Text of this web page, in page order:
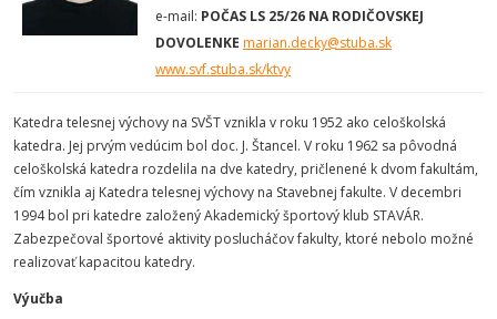
e-mail: POČAS LS 25/26 NA RODIČOVSKEJ
DOVOLENKE marian.decky@stuba.sk
www.svf.stuba.sk/ktvy
Katedra telesnej výchovy na SVŠT vznikla v roku 1952 ako celoškolská
katedra. Jej prvým vedúcim bol doc. J. Štancel. V roku 1962 sa pôvodná
celoškolská katedra rozdelila na dve katedry, pričlenené k dvom fakultám,
čím vznikla aj Katedra telesnej výchovy na Stavebnej fakulte. V decembri
1994 bol pri katedre založený Akademický športový klub STAVÁR.
Zabezpečoval športové aktivity poslucháčov fakulty, ktoré nebolo možné
realizovať kapacitou katedry.
Výučba